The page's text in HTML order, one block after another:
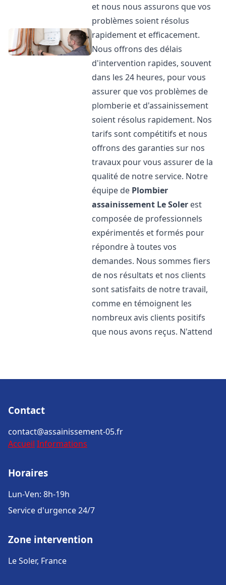
et nous nous assurons que vos
problèmes soient résolus
rapidement et efficacement.
Nous offrons des délais
d'intervention rapides, souvent
dans les 24 heures, pour vous
assurer que vos problèmes de
plomberie et d'assainissement
soient résolus rapidement. Nos
tarifs sont compétitifs et nous
offrons des garanties sur nos
travaux pour vous assurer de la
qualité de notre service. Notre
équipe de Plombier
assainissement Le Soler est
composée de professionnels
expérimentés et formés pour
répondre à toutes vos
demandes. Nous sommes fiers
de nos résultats et nos clients
sont satisfaits de notre travail,
comme en témoignent les
nombreux avis clients positifs
que nous avons reçus. N'attend
Contact
contact@assainissement-05.fr
Accueil Informations
Horaires
Lun-Ven: 8h-19h
Service d'urgence 24/7
Zone intervention
Le Soler, France